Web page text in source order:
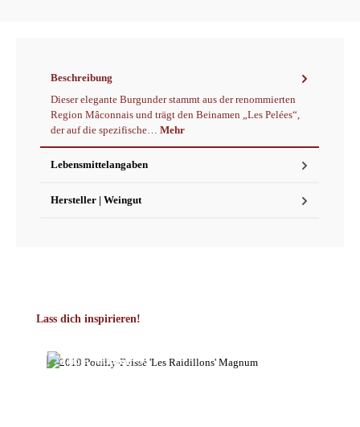
Beschreibung
Dieser elegante Burgunder stammt aus der renommierten
Region Mâconnais und trägt den Beinamen „Les Pelées“,
der auf die spezifische… Mehr
Lebensmittelangaben
Hersteller | Weingut
Produktgalerie überspringen
Lass dich inspirieren!